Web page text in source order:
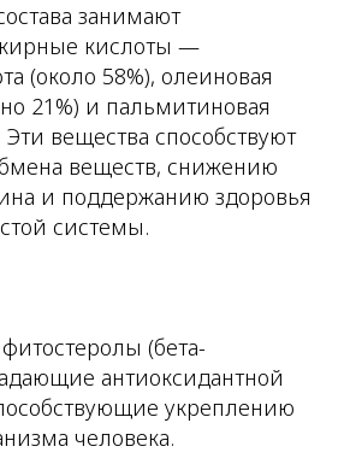
занимают
кислоты —
(около 58%), олеиновая
21%) и пальмитиновая
Эти вещества способствуют
веществ, снижению
и поддержанию здоровья
системы.
(бета-
антиоксидантной
укреплению
человека.